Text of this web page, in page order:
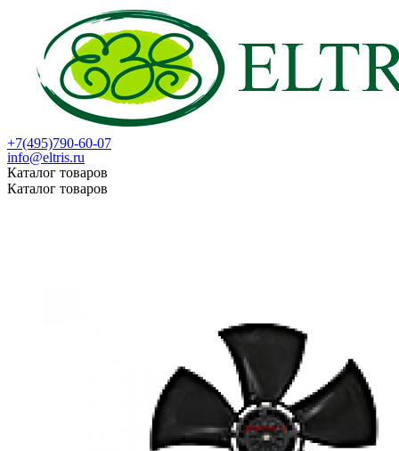
+7(495)790-60-07
info@eltris.ru
Каталог товаров
Каталог товаров